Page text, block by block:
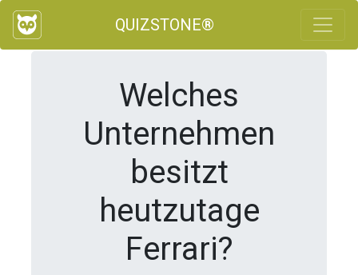
QUIZSTONE®
Welches
Unternehmen
besitzt
heutzutage
Ferrari?